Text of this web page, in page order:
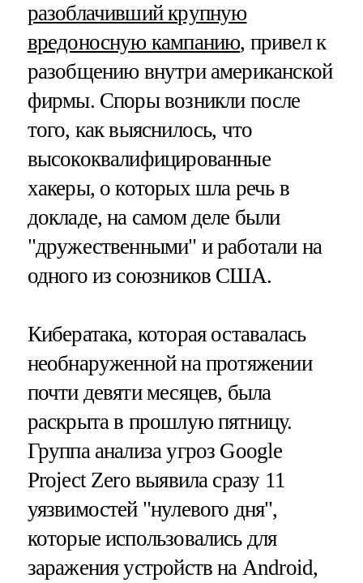
разоблачивший крупную
вредоносную кампанию, привел к
разобщению внутри американской
фирмы. Споры возникли после
того, как выяснилось, что
высококвалифицированные
хакеры, о которых шла речь в
докладе, на самом деле были
"дружественными" и работали на
одного из союзников США.
Кибератака, которая оставалась
необнаруженной на протяжении
почти девяти месяцев, была
раскрыта в прошлую пятницу.
Группа анализа угроз Google
Project Zero выявила сразу 11
уязвимостей "нулевого дня",
которые использовались для
заражения устройств на Android,